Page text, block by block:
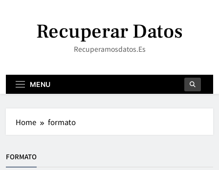
Recuperar Datos
Recuperamosdatos.es
MENU
Home formato
FORMATO